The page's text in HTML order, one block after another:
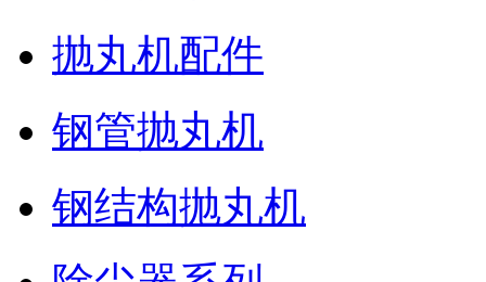
抛丸机配件
钢管抛丸机
钢结构抛丸机